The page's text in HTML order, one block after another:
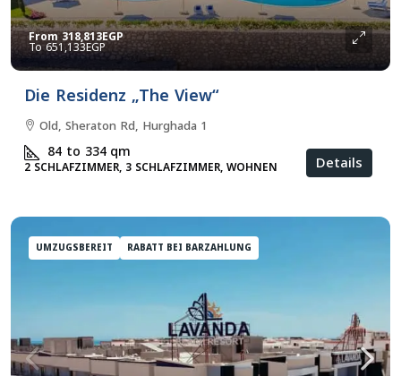
From318,813EGP
651,133EGP
Die Residenz „The View“
Old, Sheraton Rd, Hurghada 1
84 to 334qm
2 SCHLAFZIMMER, 3 SCHLAFZIMMER, WOHNEN Details
UMZUGSBEREIT RABATT BEI BARZAHLUNG